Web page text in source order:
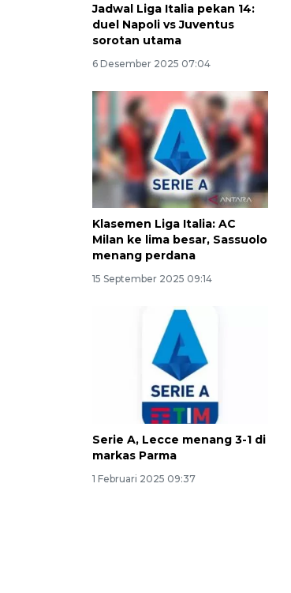
Jadwal Liga Italia pekan 14:
duel Napoli vs Juventus
sorotan utama
6 Desember 2025 07:04
Klasemen Liga Italia: AC
Milan ke lima besar, Sassuolo
menang perdana
15 September 2025 09:14
Serie A, Lecce menang 3-1 di
markas Parma
1 Februari 2025 09:37